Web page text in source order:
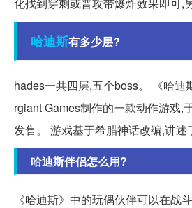
哈迪斯有多少层?
hades一共四层,五个boss。 《哈迪
rgiant Games制作的一款动作游戏,
发售。 游戏基于希腊神话改编,讲述
哈迪斯伴侣怎么用?
《哈迪斯》中的玩偶伙伴可以在战